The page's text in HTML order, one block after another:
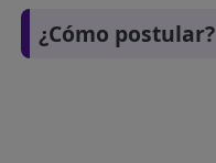
¿Cómo postular?